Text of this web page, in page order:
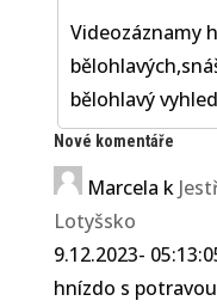
Videozáznamy
bělohlavý
Nové komentáře
Marcela k
Lotyšsko
9.12.2023-
hnízdo s